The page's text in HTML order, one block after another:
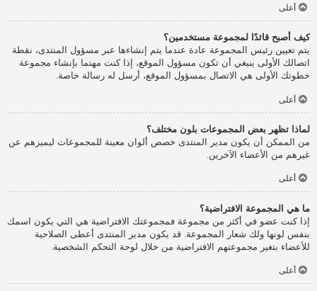
أعلى
كيف أصبح قائدًا لمجموعة مستخدمين؟
يتم تعيين رئيس المجموعة عادة عندما يتم إنشاءها عبر مسؤول المنتدى، نقطة
اتصالك الأولى ينبغي أن تكون مسؤول الموقع، إذا كنت مهتما بإنشاء مجموعة
خطوتك الأولى هي الاتصال بمسؤول الموقع، أرسل له رسالة خاصة.
أعلى
لماذا تظهر بعض المجموعات بلون مختلف؟
من الممكن أن يكون مدير المنتدى خصص ألوان معينة للمجموعات ليميزهم عن
غيرهم من الأعضاء الآخرين.
أعلى
ما هي المجموعة الافتراضية؟
إذا كنت عضو في أكثر من مجموعة فمجموعتك الافتراضية هي التي يكون اسمك
بنفس لونها ولك شعار المجموعة. قد يكون مدير المنتدى أعطى الصلاحية
للأعضاء بتغير مجموعتهم الافتراضية من خلال لوحة التحكم الشخصية.
أعلى